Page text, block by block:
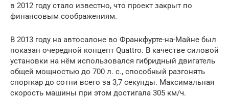
в 2012 году стало известно, что проект закрыт по
финансовым соображениям.
В 2013 году на автосалоне во Франкфурте-на-Майне был
показан очередной концепт Quattro. В качестве силовой
установки на нём использовался гибридный двигатель
общей мощностью до 700 л. с., способный разгонять
спорткар до сотни всего за 3,7 секунды. Максимальная
скорость машины при этом достигала 305 км/ч.